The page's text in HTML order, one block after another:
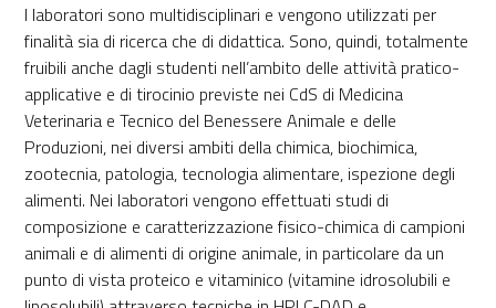
I laboratori sono multidisciplinari e vengono utilizzati per
finalità sia di ricerca che di didattica. Sono, quindi, totalmente
fruibili anche dagli studenti nell’ambito delle attività pratico-
applicative e di tirocinio previste nei CdS di Medicina
Veterinaria e Tecnico del Benessere Animale e delle
Produzioni, nei diversi ambiti della chimica, biochimica,
zootecnia, patologia, tecnologia alimentare, ispezione degli
alimenti. Nei laboratori vengono effettuati studi di
composizione e caratterizzazione fisico-chimica di campioni
animali e di alimenti di origine animale, in particolare da un
punto di vista proteico e vitaminico (vitamine idrosolubili e